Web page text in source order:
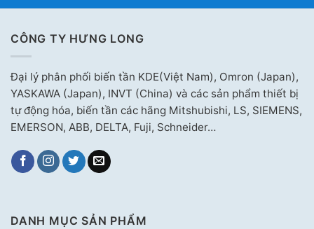
CÔNG TY HƯNG LONG
Đại lý phân phối biến tần KDE(Việt Nam), Omron (Japan),
YASKAWA (Japan), INVT (China) và các sản phẩm thiết bị
tự động hóa, biến tần các hãng Mitshubishi, LS, SIEMENS,
EMERSON, ABB, DELTA, Fuji, Schneider…
DANH MỤC SẢN PHẨM